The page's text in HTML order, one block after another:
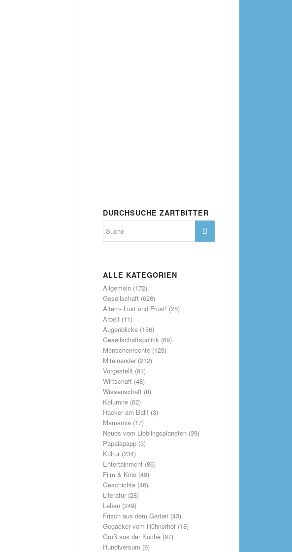
DURCHSUCHE ZARTBITTER
ALLE KATEGORIEN
Allgemein(172)
Gesellschaft(628)
Altern- Lust und Frust! (25)
Arbeit(11)
Augenblicke(156)
Gesellschaftspolitik(69)
Menschenrechte(123)
Miteinander(212)
Vorgestellt(91)
Wirtschaft(48)
Wissenschaft(8)
Kolumne(62)
Hacker am Ball! (3)
Mamamia(17)
Neues vom Lieblingsplaneten(39)
Papalapapp(3)
Kultur(234)
Entertainment(86)
Film & Kino(49)
Geschichte(46)
Literatur(28)
Leben(249)
Frisch aus dem Garten(43)
Gegacker vom Hühnerhof(18)
Gruß aus der Küche(97)
Hundiversum (9)